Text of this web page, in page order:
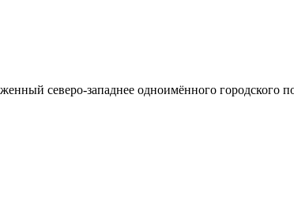
северо-западнее одноимённого городского